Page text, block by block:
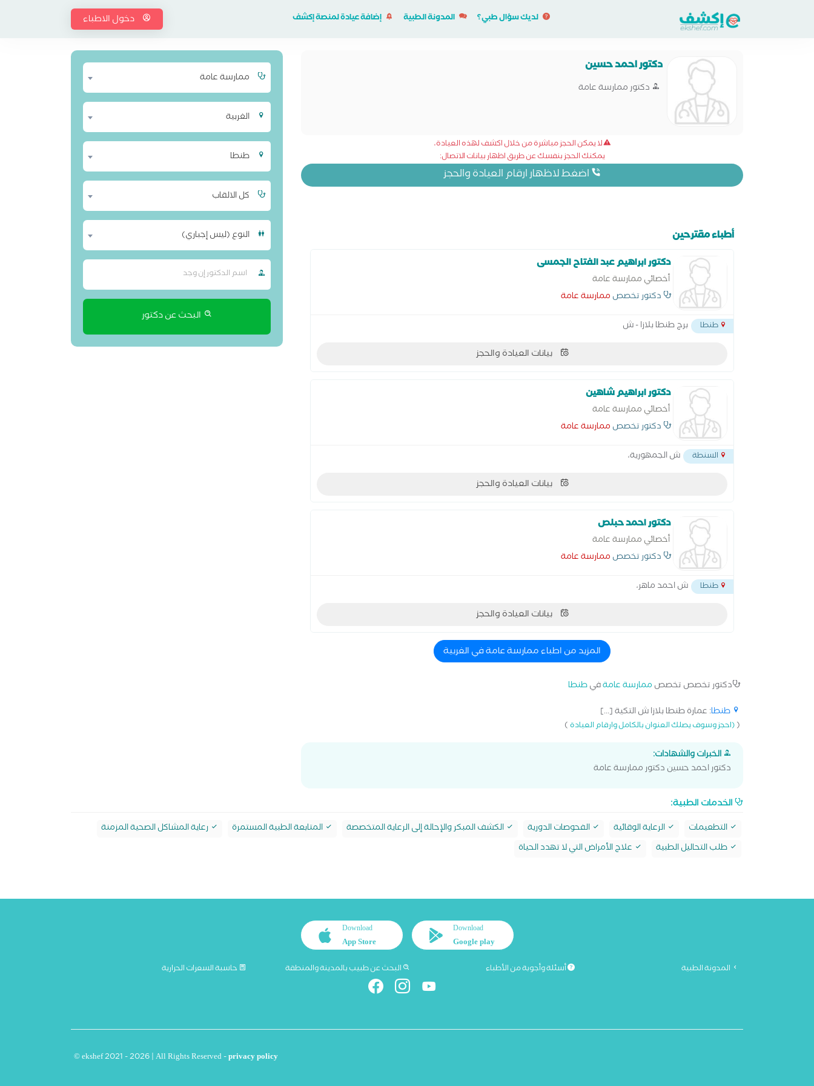
لديك سؤال طبي؟ المدونة الطبية إضافة عيادة لمنصة إكشف دخول الاطباء
دكتور احمد حسين
دكتور ممارسة عامة
لا يمكن الحجز مباشرة من خلال اكشف لهذه العيادة،
يمكنك الحجز بنفسك عن طريق اظهار بيانات الاتصال:
اضغط لاظهار ارقام العيادة والحجز
أطباء مقترحين
دكتور ابراهيم عبد الفتاح الجمسى
أخصائي ممارسة عامة
دكتور تخصص ممارسة عامة
طنطا برج طنطا بلازا - ش
بيانات العيادة والحجز
دكتور ابراهيم شاهين
أخصائي ممارسة عامة
دكتور تخصص ممارسة عامة
السنطة ش الجمهورية،
بيانات العيادة والحجز
دكتور احمد حبلص
أخصائي ممارسة عامة
دكتور تخصص ممارسة عامة
طنطا ش احمد ماهر،
بيانات العيادة والحجز
المزيد من اطباء ممارسة عامة في الغربية
دكتور تخصص تخصص ممارسة عامةفيطنطا
طنطا: عمارة طنطا بلازا ش التكية [...]
((احجز وسوف يصلك العنوان بالكامل وارقام العيادة)
الخبرات والشهادات:
دكتور احمد حسين دكتور ممارسة عامة
ممارسة عامة
الغربية
طنطا
كل الالقاب
النوع (ليس إجباري)
البحث عن دكتور
الخدمات الطبية:
التطعيمات الرعاية الوقائية الفحوصات الدورية الكشف المبكر والإحالة إلى الرعاية المتخصصة المتابعة الطبية المستمرة
رعاية المشاكل الصحية المزمنة
طلب التحاليل الطبية
علاج الأمراض التي لا تهدد الحياة
Download
Google play
Download
App Store
المدونة الطبية أسئلة وأجوبة من الأطباء البحث عن طبيب بالمدينة والمنطقة حاسبة السعرات الحرارية
© ekshef 2021 - 2026 | All Rights Reserved -privacy policy